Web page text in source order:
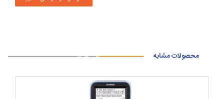
محصولات مشابه